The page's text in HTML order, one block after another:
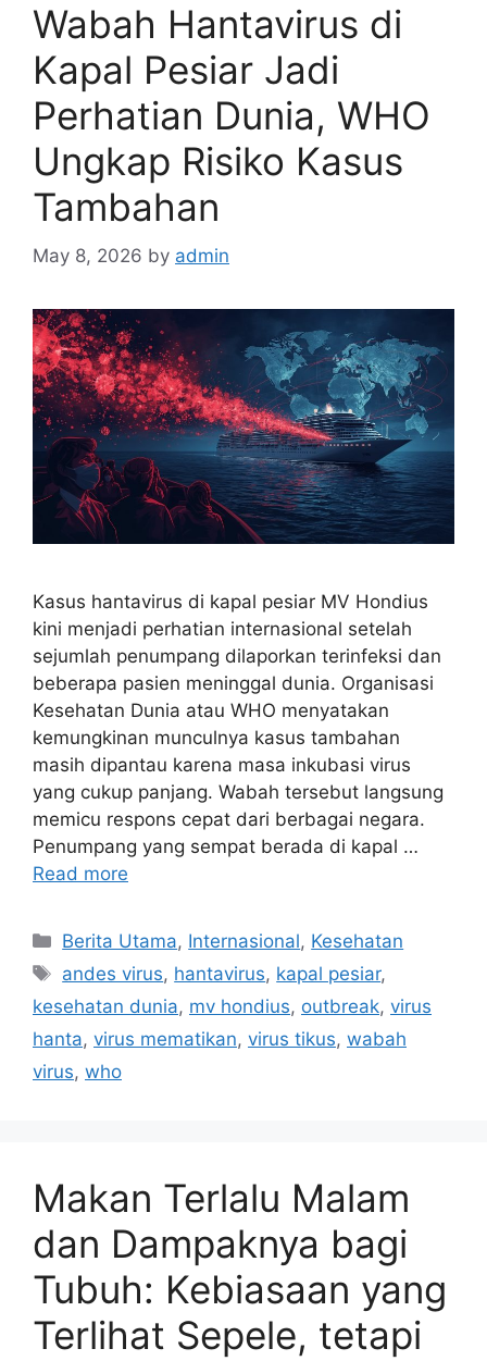
Wabah Hantavirus di
Kapal Pesiar Jadi
Perhatian Dunia, WHO
Ungkap Risiko Kasus
Tambahan
May 8, 2026 by admin
Kasus hantavirus di kapal pesiar MV Hondius
kini menjadi perhatian internasional setelah
sejumlah penumpang dilaporkan terinfeksi dan
beberapa pasien meninggal dunia. Organisasi
Kesehatan Dunia atau WHO menyatakan
kemungkinan munculnya kasus tambahan
masih dipantau karena masa inkubasi virus
yang cukup panjang. Wabah tersebut langsung
memicu respons cepat dari berbagai negara.
Penumpang yang sempat berada di kapal …
Read more
C
a
e
g
o
s
Berita Utama, Internasional, Kesehatan
T
a
s
andes virus, hantavirus, kapal pesiar,
kesehatan dunia, mv hondius, outbreak, virus
hanta, virus mematikan, virus tikus, wabah
virus, who
Makan Terlalu Malam
dan Dampaknya bagi
Tubuh: Kebiasaan yang
Terlihat Sepele, tetapi